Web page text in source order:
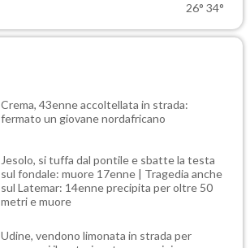
26° 34°
Crema, 43enne accoltellata in strada:
fermato un giovane nordafricano
Jesolo, si tuffa dal pontile e sbatte la testa
sul fondale: muore 17enne | Tragedia anche
sul Latemar: 14enne precipita per oltre 50
metri e muore
Udine, vendono limonata in strada per